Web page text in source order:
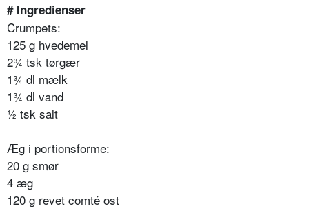
# Ingredienser
Crumpets:
125 g hvedemel
2¾ tsk tørgær
1¾ dl mælk
1¾ dl vand
½ tsk salt
Æg i portionsforme:
20 g smør
4 æg
120 g revet comté ost